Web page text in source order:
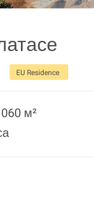
EU Residence
м²